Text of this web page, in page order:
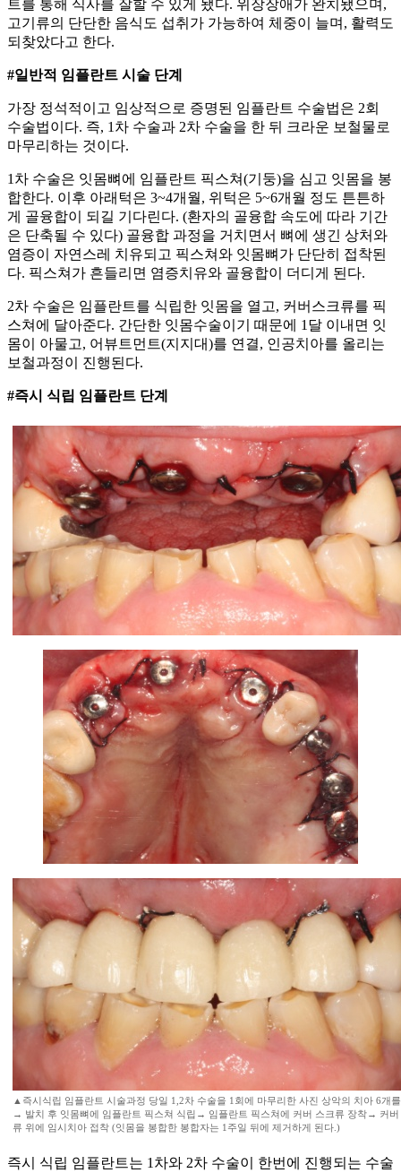
트를 통해 식사를 잘할 수 있게 됐다. 위장장애가 완치됐으며,
고기류의 단단한 음식도 섭취가 가능하여 체중이 늘며, 활력도
되찾았다고 한다.
#일반적 임플란트 시술 단계
가장 정석적이고 임상적으로 증명된 임플란트 수술법은 2회
수술법이다. 즉, 1차 수술과 2차 수술을 한 뒤 크라운 보철물로
마무리하는 것이다.
1차 수술은 잇몸뼈에 임플란트 픽스쳐(기둥)을 심고 잇몸을 봉
합한다. 이후 아래턱은 3~4개월, 위턱은 5~6개월 정도 튼튼하
게 골융합이 되길 기다린다. (환자의 골융합 속도에 따라 기간
은 단축될 수 있다) 골융합 과정을 거치면서 뼈에 생긴 상처와
염증이 자연스레 치유되고 픽스쳐와 잇몸뼈가 단단히 접착된
다. 픽스쳐가 흔들리면 염증치유와 골융합이 더디게 된다.
2차 수술은 임플란트를 식립한 잇몸을 열고, 커버스크류를 픽
스쳐에 달아준다. 간단한 잇몸수술이기 때문에 1달 이내면 잇
몸이 아물고, 어뷰트먼트(지지대)를 연결, 인공치아를 올리는
보철과정이 진행된다.
#즉시 식립 임플란트 단계
▲즉시식립 임플란트 시술과정 당일 1,2차 수술을 1회에 마무리한 사진 상악의 치아 6개
→ 발치 후 잇몸뼈에 임플란트 픽스쳐 식립→ 임플란트 픽스쳐에 커버 스크류 장착→ 커버
류 위에 임시치아 접착 (잇몸을 봉합한 봉합자는 1주일 뒤에 제거하게 된다.)
즉시 식립 임플란트는 1차와 2차 수술이 한번에 진행되는 수술